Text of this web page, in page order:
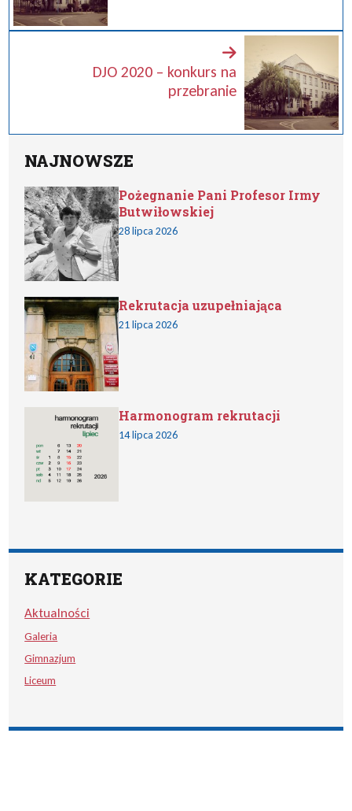
DJO 2020 – konkurs na
przebranie
NAJNOWSZE
Pożegnanie Pani Profesor Irmy
Butwiłowskiej
28 lipca 2026
Rekrutacja uzupełniająca
21 lipca 2026
Harmonogram rekrutacji
14 lipca 2026
KATEGORIE
Aktualności
Galeria
Gimnazjum
Liceum